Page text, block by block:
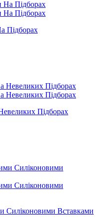
Підборах
Підборах
Силіконовими Вставками